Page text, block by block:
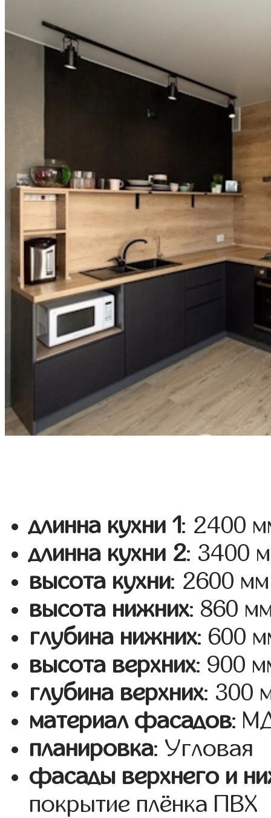
длинна кухни 1: 2400
длинна кухни 2: 3400
высота кухни: 2600 мм
высота нижних: 860
глубина нижних: 600
высота верхних: 900
глубина верхних: 300
материал фасадов:
планировка: Угловая
фасады верхнего и
покрытие плёнка ПВХ